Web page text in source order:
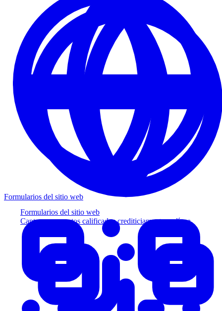
Formularios del sitio web
Capture prospectos calificados crediticiamente en línea
Formularios del sitio web